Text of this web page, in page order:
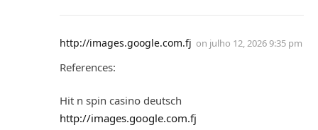
http://images.google.com.fj on julho 12, 2026 9:35 pm
References:
Hit n spin casino deutsch
http://images.google.com.fj